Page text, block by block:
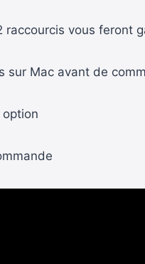
vous feront
sur Mac avant de